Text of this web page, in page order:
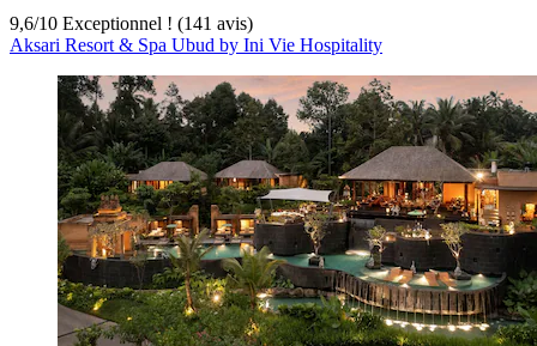
9,6/10 Exceptionnel ! (141 avis)
Aksari Resort & Spa Ubud by Ini Vie Hospitality